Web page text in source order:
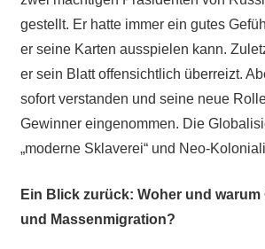
gestellt. Er hatte immer ein gutes
er seine Karten ausspielen kann.
er sein Blatt offensichtlich überreizt.
sofort verstanden und seine neue
Gewinner eingenommen. Die
„moderne Sklaverei“ und Neo-
Ein Blick zurück: Woher und
und Massenmigration?